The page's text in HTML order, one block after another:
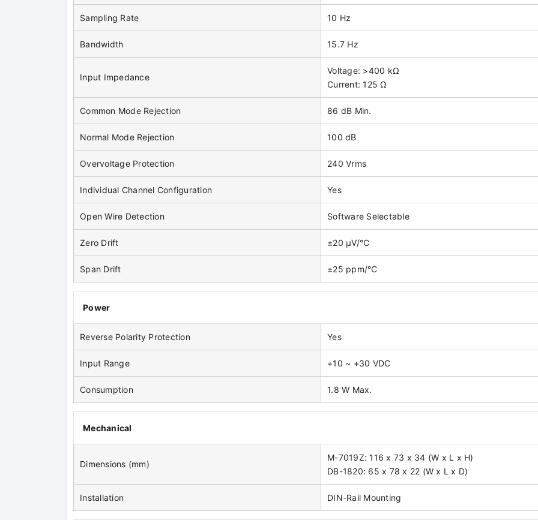
Sampling Rate 10 Hz
Bandwidth 15.7 Hz
Input Impedance
Voltage: >400 kΩ
Current: 125 Ω
Common Mode Rejection 86 dB Min.
Normal Mode Rejection 100 dB
Overvoltage Protection 240 Vrms
Individual Channel Configuration Yes
Open Wire Detection Software Selectable
Zero Drift ±20 μV/°C
Span Drift ±25 ppm/°C
Power
Reverse Polarity Protection Yes
Input Range +10 ~ +30 VDC
Consumption 1.8 W Max.
Mechanical
Dimensions (mm)
M-7019Z: 116 x 73 x 34 (W x L x H)
DB-1820: 65 x 78 x 22 (W x L x D)
Installation DIN-Rail Mounting